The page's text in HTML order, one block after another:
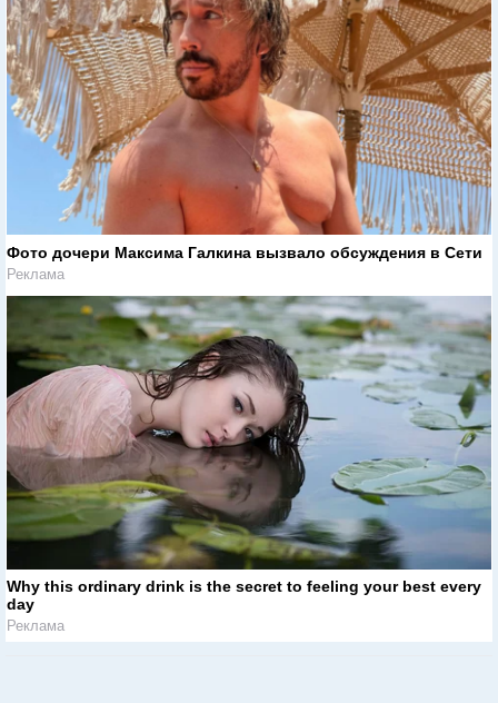
Фото дочери Максима Галкина вызвало обсуждения в Сети
Реклама
Why this ordinary drink is the secret to feeling your best every
day
Реклама